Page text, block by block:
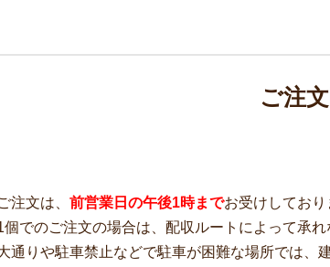
ご注
注文は、 前営業日の午後1時までお受けしており
個でのご注文の場合は、配収ルートによって承
通りや駐車禁止などで駐車が困難な場所では、